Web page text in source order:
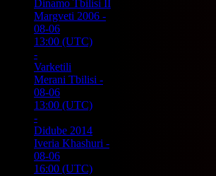
Dinamo Tbilisi II
Margveti 2006 -
08-06
13:00 (UTC)
-
Varketili
Merani Tbilisi -
08-06
13:00 (UTC)
-
Didube 2014
Iveria Khashuri -
08-06
16:00 (UTC)